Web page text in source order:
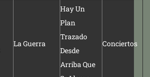
La Guerra
Hay Un
Plan
Trazado
Desde
Arriba Que
Conciertos